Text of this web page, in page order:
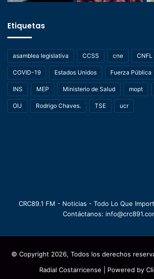
Etiquetas
asamblea legislativa CCSS cne CNFL
COVID-19 Estados Unidos Fuerza Pública
INS MEP Ministerio de Salud mopt
OIJ Rodrigo Chaves. TSE ucr
CRC89.1 FM - Noticias - Todo Lo Que
Contáctanos:
© Copyright 2026, Todos los derechos
Radial Costarricense | Powered by